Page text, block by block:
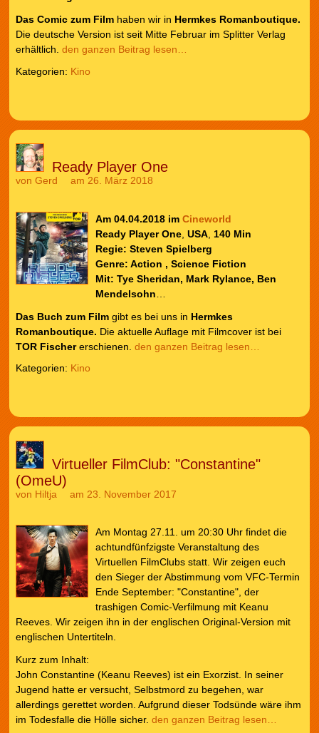
Das Comic zum Filmhaben wir in Hermkes Romanboutique.
Die deutsche Version ist seit Mitte Februar im Splitter Verlag
erhältlich. den ganzen Beitrag lesen…
Kategorien: Kino
Ready Player One
von Gerd am 26. März 2018
Am 04.04.2018 im Cineworld
Ready Player One, USA, 140 Min
Regie: Steven Spielberg
Genre: Action , Science Fiction
Mit: Tye Sheridan, Mark Rylance, Ben
Mendelsohn
Das Buch zum Filmgibt es bei uns in Hermkes
Romanboutique. Die aktuelle Auflage mit Filmcover ist bei
TOR Fischererschienen. den ganzen Beitrag lesen…
Kategorien: Kino
Virtueller FilmClub: "Constantine"
(OmeU)
von Hiltja am 23. November 2017
Am Montag 27.11. um 20:30 Uhr findet die
achtundfünfzigste Veranstaltung des
Virtuellen FilmClubs statt. Wir zeigen euch
den Sieger der Abstimmung vom VFC-Termin
Ende September: "Constantine", der
trashigen Comic-Verfilmung mit Keanu
Reeves. Wir zeigen ihn in der englischen Original-Version mit
englischen Untertiteln.
Kurz zum Inhalt:
John Constantine (Keanu Reeves) ist ein Exorzist. In seiner
Jugend hatte er versucht, Selbstmord zu begehen, war
allerdings gerettet worden. Aufgrund dieser Todsünde wäre ihm
im Todesfalle die Hölle sicher. den ganzen Beitrag lesen…